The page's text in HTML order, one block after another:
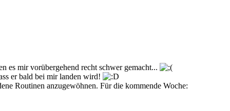
es mir vorübergehend recht schwer gemacht...
er bald bei mir landen wird!
Routinen anzugewöhnen. Für die kommende Woche: